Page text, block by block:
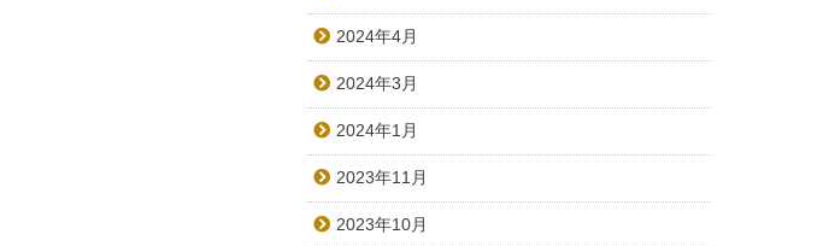
2024年4月
2024年3月
2024年1月
2023年11月
2023年10月